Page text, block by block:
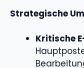
Strategische
Kritische